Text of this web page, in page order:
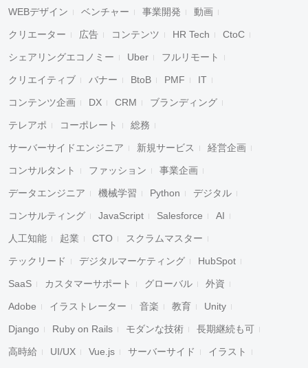
WEBデザイン ベンチャー 事業開発 動画
クリエーター 広告 コンテンツ HR Tech CtoC
シェアリングエコノミー Uber フルリモート
クリエイティブ バナー BtoB PMF IT
コンテンツ企画 DX CRM ブランディング
テレアポ コーポレート 総務
サーバーサイドエンジニア 新規サービス 経営企画
コンサルタント ファッション 事業企画
データエンジニア 機械学習 Python デジタル
コンサルティング JavaScript Salesforce AI
人工知能 起業 CTO スクラムマスター
テックリード デジタルマーケティング HubSpot
SaaS カスタマーサポート グローバル 外資
Adobe イラストレーター 音楽 教育 Unity
Django Ruby on Rails モダンな技術 長期継続も可
高時給 UI/UX Vue.js サーバーサイド イラスト